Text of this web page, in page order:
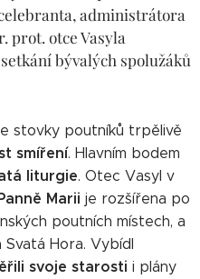
administrátora
prot. otce Vasyla
bývalých spolužáků
stovky poutníků trpělivě
smíření. Hlavním bodem
liturgie. Otec Vasyl v
Marii je rozšířena po
poutních místech, a
Hora. Vybídl
svoje starosti i plány